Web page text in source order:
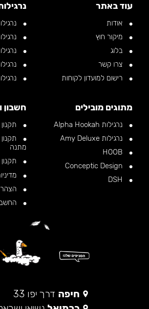
עוד באתר
אודות
מיקור חוץ
בלוג
צרו קשר
רישום למועדון לקוחות
מתוגים מובילים
נרגילות Alpha Hookah
נרגילות Amy Deluxe
חשבון
מתנה
חיפה דרך יפו 33